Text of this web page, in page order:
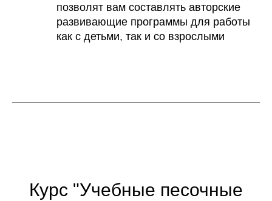
позволят вам составлять авторские
развивающие программы для работы
как с детьми, так и со взрослыми
Курс "Учебные песочные